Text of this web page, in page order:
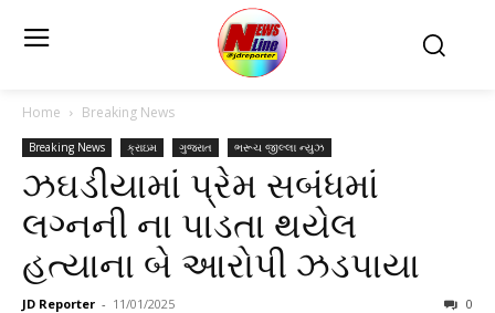
Home Breaking News
Breaking News ક્રાઇમ ગુજરાત ભરૂચ જીલ્લા ન્યુઝ
ઝઘડીયામાં પ્રેમ સબંધમાં
લગ્નની ના પાડતા થયેલ
હત્યાના બે આરોપી ઝડપાયા
JD Reporter - 11/01/2025 0